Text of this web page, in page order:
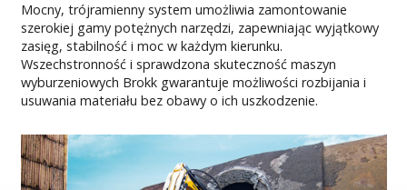
Mocny, trójramienny system umożliwia zamontowanie
szerokiej gamy potężnych narzędzi, zapewniając wyjątkowy
zasięg, stabilność i moc w każdym kierunku.
Wszechstronność i sprawdzona skuteczność maszyn
wyburzeniowych Brokk gwarantuje możliwości rozbijania i
usuwania materiału bez obawy o ich uszkodzenie.